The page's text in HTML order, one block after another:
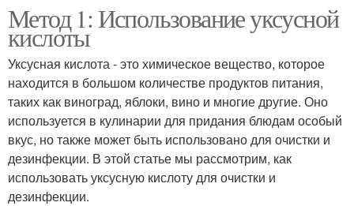
Метод 1: Использование уксусной
кислоты
Уксусная кислота - это химическое вещество, которое
находится в большом количестве продуктов питания,
таких как виноград, яблоки, вино и многие другие. Оно
используется в кулинарии для придания блюдам особый
вкус, но также может быть использовано для очистки и
дезинфекции. В этой статье мы рассмотрим, как
использовать уксусную кислоту для очистки и
дезинфекции.